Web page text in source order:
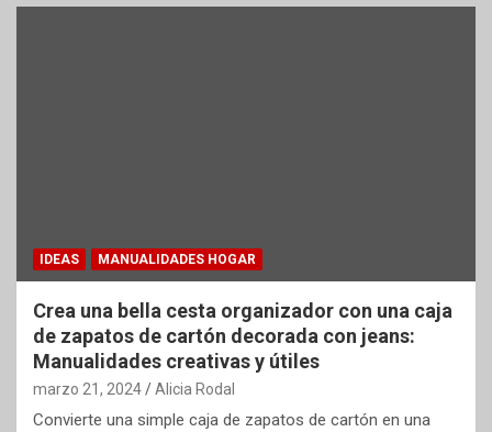
IDEAS MANUALIDADES HOGAR
Crea una bella cesta organizador con una caja
de zapatos de cartón decorada con jeans:
Manualidades creativas y útiles
marzo 21, 2024 Alicia Rodal
Convierte una simple caja de zapatos de cartón en una